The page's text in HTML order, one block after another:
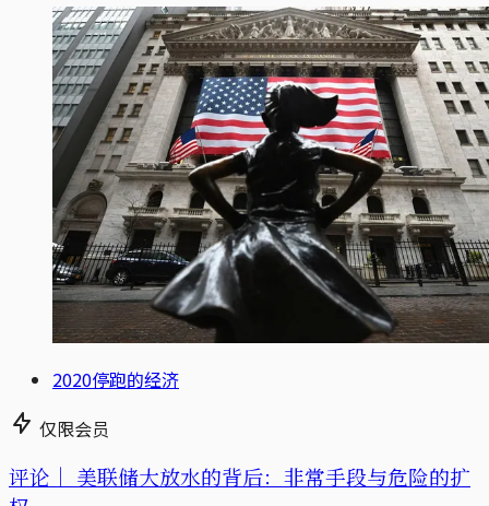
2020停跑的经济
仅限会员
评论｜ 美联储大放水的背后：非常手段与危险的扩